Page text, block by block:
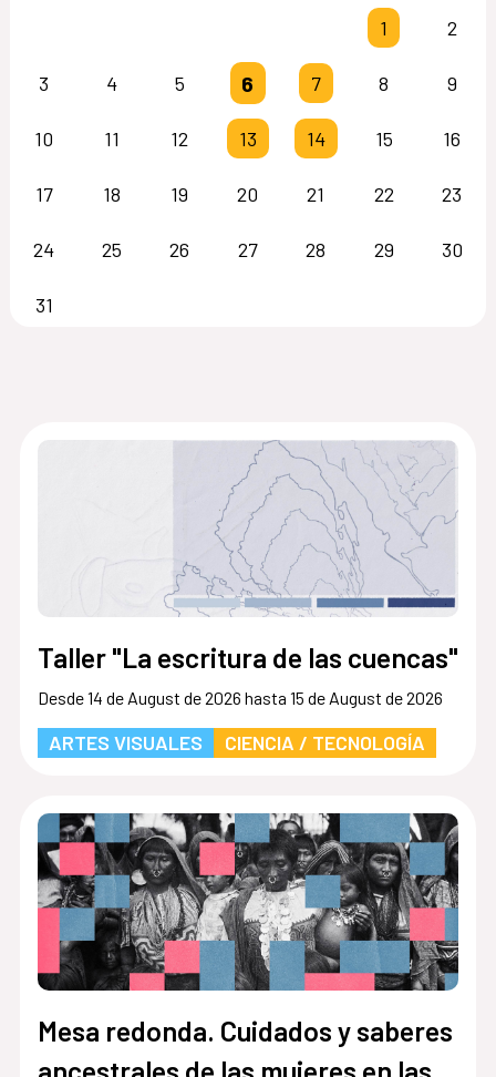
Taller "La escritura de las cuencas"
Desde 14 de August de 2026 hasta 15 de August de 2026
ARTES VISUALES CIENCIA / TECNOLOGÍA
Mesa redonda. Cuidados y saberes
ancestrales de las mujeres en las
1 2
3 4 5 6 7 8 9
10 11 12 13 14 15 16
17 18 19 20 21 22 23
24 25 26 27 28 29 30
31